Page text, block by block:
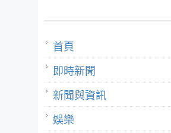
首頁
即時新聞
新聞與資訊
娛樂